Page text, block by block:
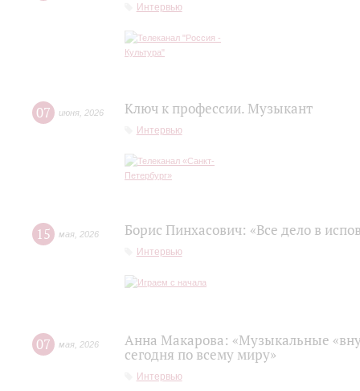
Интервью
07 июня 2026 Ключ к профессии. Музыкант
Интервью
15 мая 2026 Борис Пинхасович: «Все дело в
Интервью
07 мая 2026
Анна Макарова: «Музыкальные
сегодня по всему миру»
Интервью